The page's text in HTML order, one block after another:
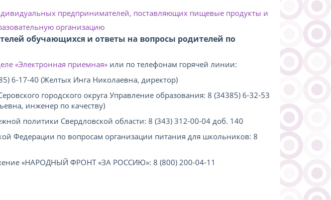
предпринимателей, поставляющих пищевые продукты и
организацию
обучающихся и ответы на вопросы родителей по
«Электронная приемная» или по телефонам горячей линии:
17-40 (Желтых Инга Николаевна, директор)
городского округа Управление образования: 8 (34385) 6-32-53
инженер по качеству)
политики Свердловской области: 8 (343) 312-00-04 доб. 140
Федерации по вопросам организации питания для школьников: 8
«НАРОДНЫЙ ФРОНТ «ЗА РОССИЮ»: 8 (800) 200-04-11